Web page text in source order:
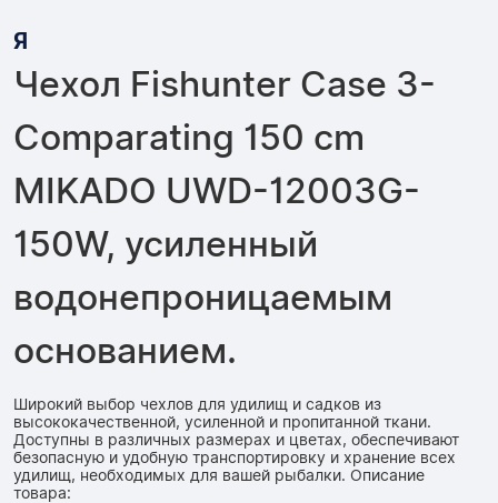
Я
Чехол Fishunter Case 3-
Comparating 150 cm
MIKADO UWD-12003G-
150W, усиленный
водонепроницаемым
основанием.
Широкий выбор чехлов для удилищ и садков из
высококачественной, усиленной и пропитанной ткани.
Доступны в различных размерах и цветах, обеспечивают
безопасную и удобную транспортировку и хранение всех
удилищ, необходимых для вашей рыбалки. Описание
товара: